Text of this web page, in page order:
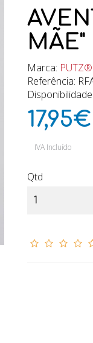
MÃE"
Marca:
Referência:
17,95€
IVA Incluído
Qtd